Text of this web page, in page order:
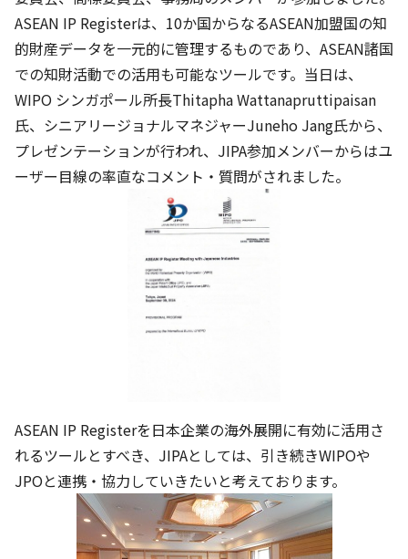
ASEAN IP Registerは、10か国からなるASEAN加盟国の知
的財産データを一元的に管理するものであり、ASEAN諸国
での知財活動での活用も可能なツールです。当日は、
WIPO シンガポール所長Thitapha Wattanapruttipaisan
氏、シニアリージョナルマネジャーJuneho Jang氏から、
プレゼンテーションが行われ、JIPA参加メンバーからはユ
ーザー目線の率直なコメント・質問がされました。
ASEAN IP Registerを日本企業の海外展開に有効に活用さ
れるツールとすべき、JIPAとしては、引き続きWIPOや
JPOと連携・協力していきたいと考えております。